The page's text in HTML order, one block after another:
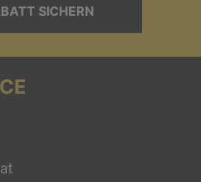
SICHERN